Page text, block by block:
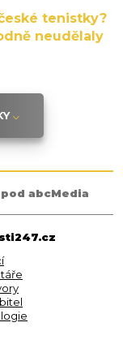
tenistky?
neudělaly
abcMedia